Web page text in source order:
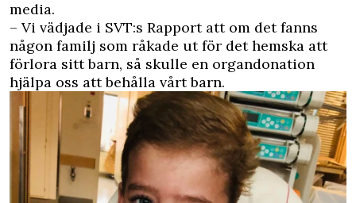
media.
– Vi vädjade i SVT:s Rapport att om det fanns
någon familj som råkade ut för det hemska att
förlora sitt barn, så skulle en organdonation
hjälpa oss att behålla vårt barn.